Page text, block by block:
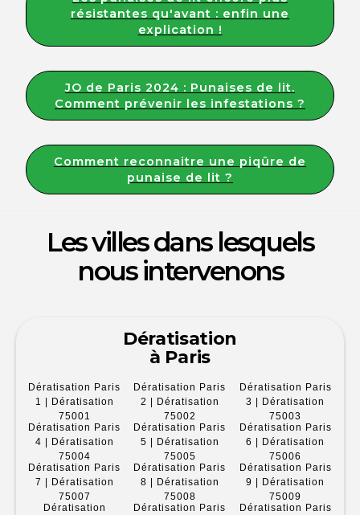
résistantes qu'avant : enfin une
explication !
JO de Paris 2024 : Punaises de lit.
Comment prévenir les infestations ?
Comment reconnaitre une piqûre de
punaise de lit ?
Les villes dans lesquels
nous intervenons
Dératisation
à Paris
Dératisation Paris
1 | Dératisation
75001
Dératisation Paris
2 | Dératisation
75002
Dératisation Paris
3 | Dératisation
75003
Dératisation Paris
4 | Dératisation
75004
Dératisation Paris
5 | Dératisation
75005
Dératisation Paris
6 | Dératisation
75006
Dératisation Paris
7 | Dératisation
75007
Dératisation Paris
8 | Dératisation
75008
Dératisation Paris
9 | Dératisation
75009
Dératisation
Dératisation Paris
Dératisation Paris